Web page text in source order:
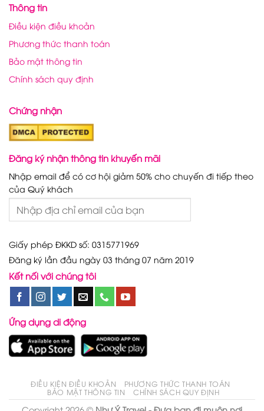
Thông tin
Điều kiện điều khoản
Phương thức thanh toán
Bảo mật thông tin
Chính sách quy định
Chứng nhận
Đăng ký nhận thông tin khuyến mãi
Nhập email để có cơ hội giảm 50% cho chuyến đi tiếp theo
của Quý khách
Giấy phép ĐKKD số: 0315771969
Đăng ký lần đầu ngày 03 tháng 07 năm 2019
Kết nối với chúng tôi
Ứng dụng di động
ĐIỀU KIỆN ĐIỀU KHOẢN
PHƯƠNG THỨC THANH TOÁN
BẢO MẬT THÔNG TIN
CHÍNH SÁCH QUY ĐỊNH